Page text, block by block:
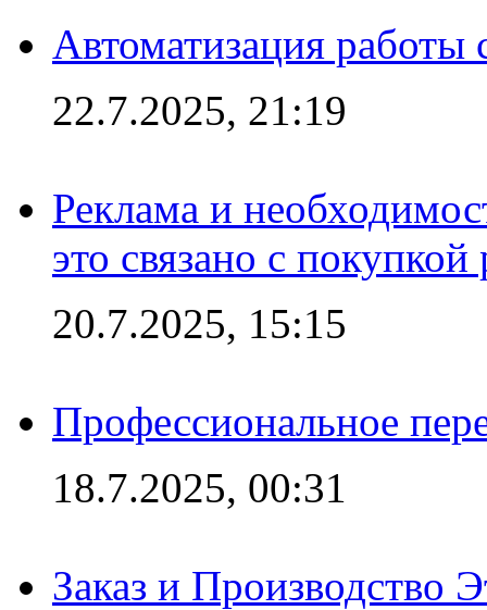
Автоматизация работы
22.7.2025, 21:19
Реклама и
это связано с покупкой
20.7.2025, 15:15
Профессиональное
18.7.2025, 00:31
Заказ и Производство